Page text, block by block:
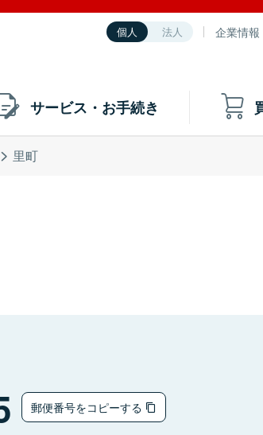
個人 法人 企業情報
サービス・お手続き
里町
郵便番号をコピーする